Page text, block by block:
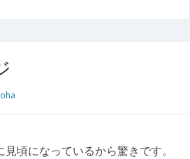
頃になっているから驚きです。